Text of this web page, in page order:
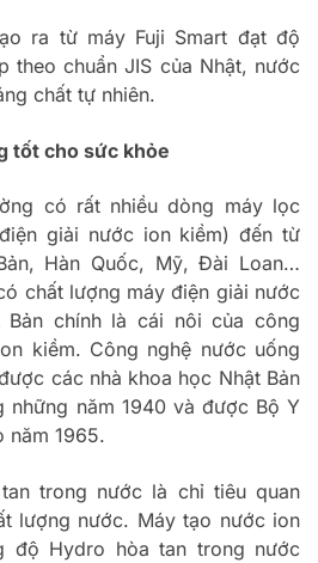
ra từ máy Fuji Smart đạt độ
theo chuẩn JIS của Nhật, nước
chất tự nhiên.
tốt cho sức khỏe
có rất nhiều dòng máy lọc
giải nước ion kiềm) đến từ
Hàn Quốc, Mỹ, Đài Loan…
chất lượng máy điện giải nước
chính là cái nôi của công
kiềm. Công nghệ nước uống
các nhà khoa học Nhật Bản
những năm 1940 và được Bộ Y
năm 1965.
trong nước là chỉ tiêu quan
lượng nước. Máy tạo nước ion
độ Hydro hòa tan trong nước